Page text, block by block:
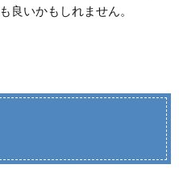
良いかもしれません。